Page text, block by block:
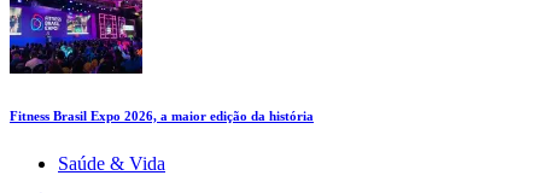
Fitness Brasil Expo 2026, a maior edição da história
Saúde & Vida